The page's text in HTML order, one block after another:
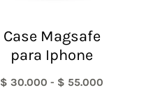
Case Magsafe
para Iphone
$ 30.000 - $ 55.000